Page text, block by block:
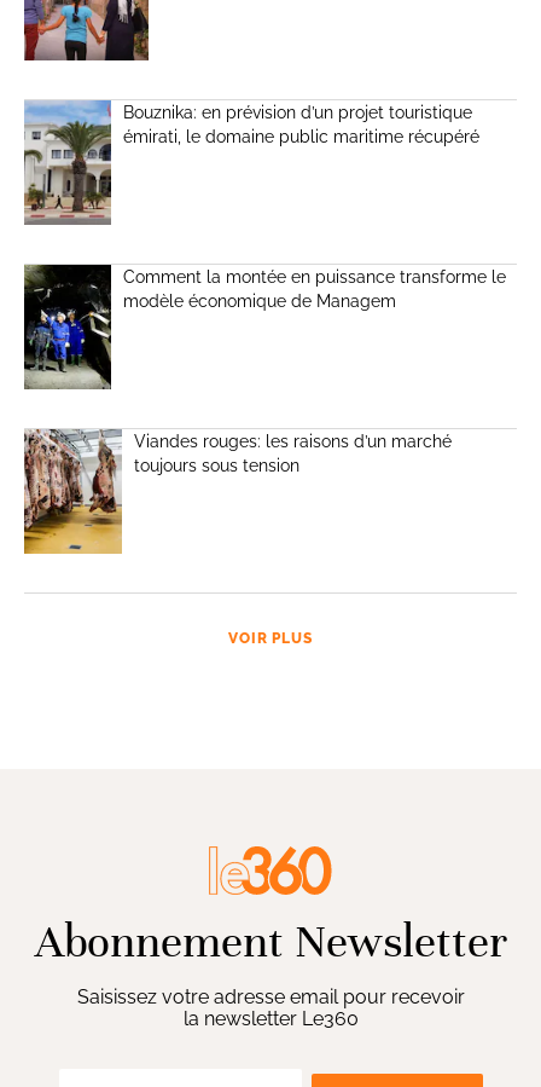
Bouznika: en prévision d’un projet touristique
émirati, le domaine public maritime récupéré
Comment la montée en puissance transforme le
modèle économique de Managem
Viandes rouges: les raisons d’un marché
toujours sous tension
VOIR PLUS
Abonnement Newsletter
Saisissez votre adresse email pour recevoir
la newsletter Le360